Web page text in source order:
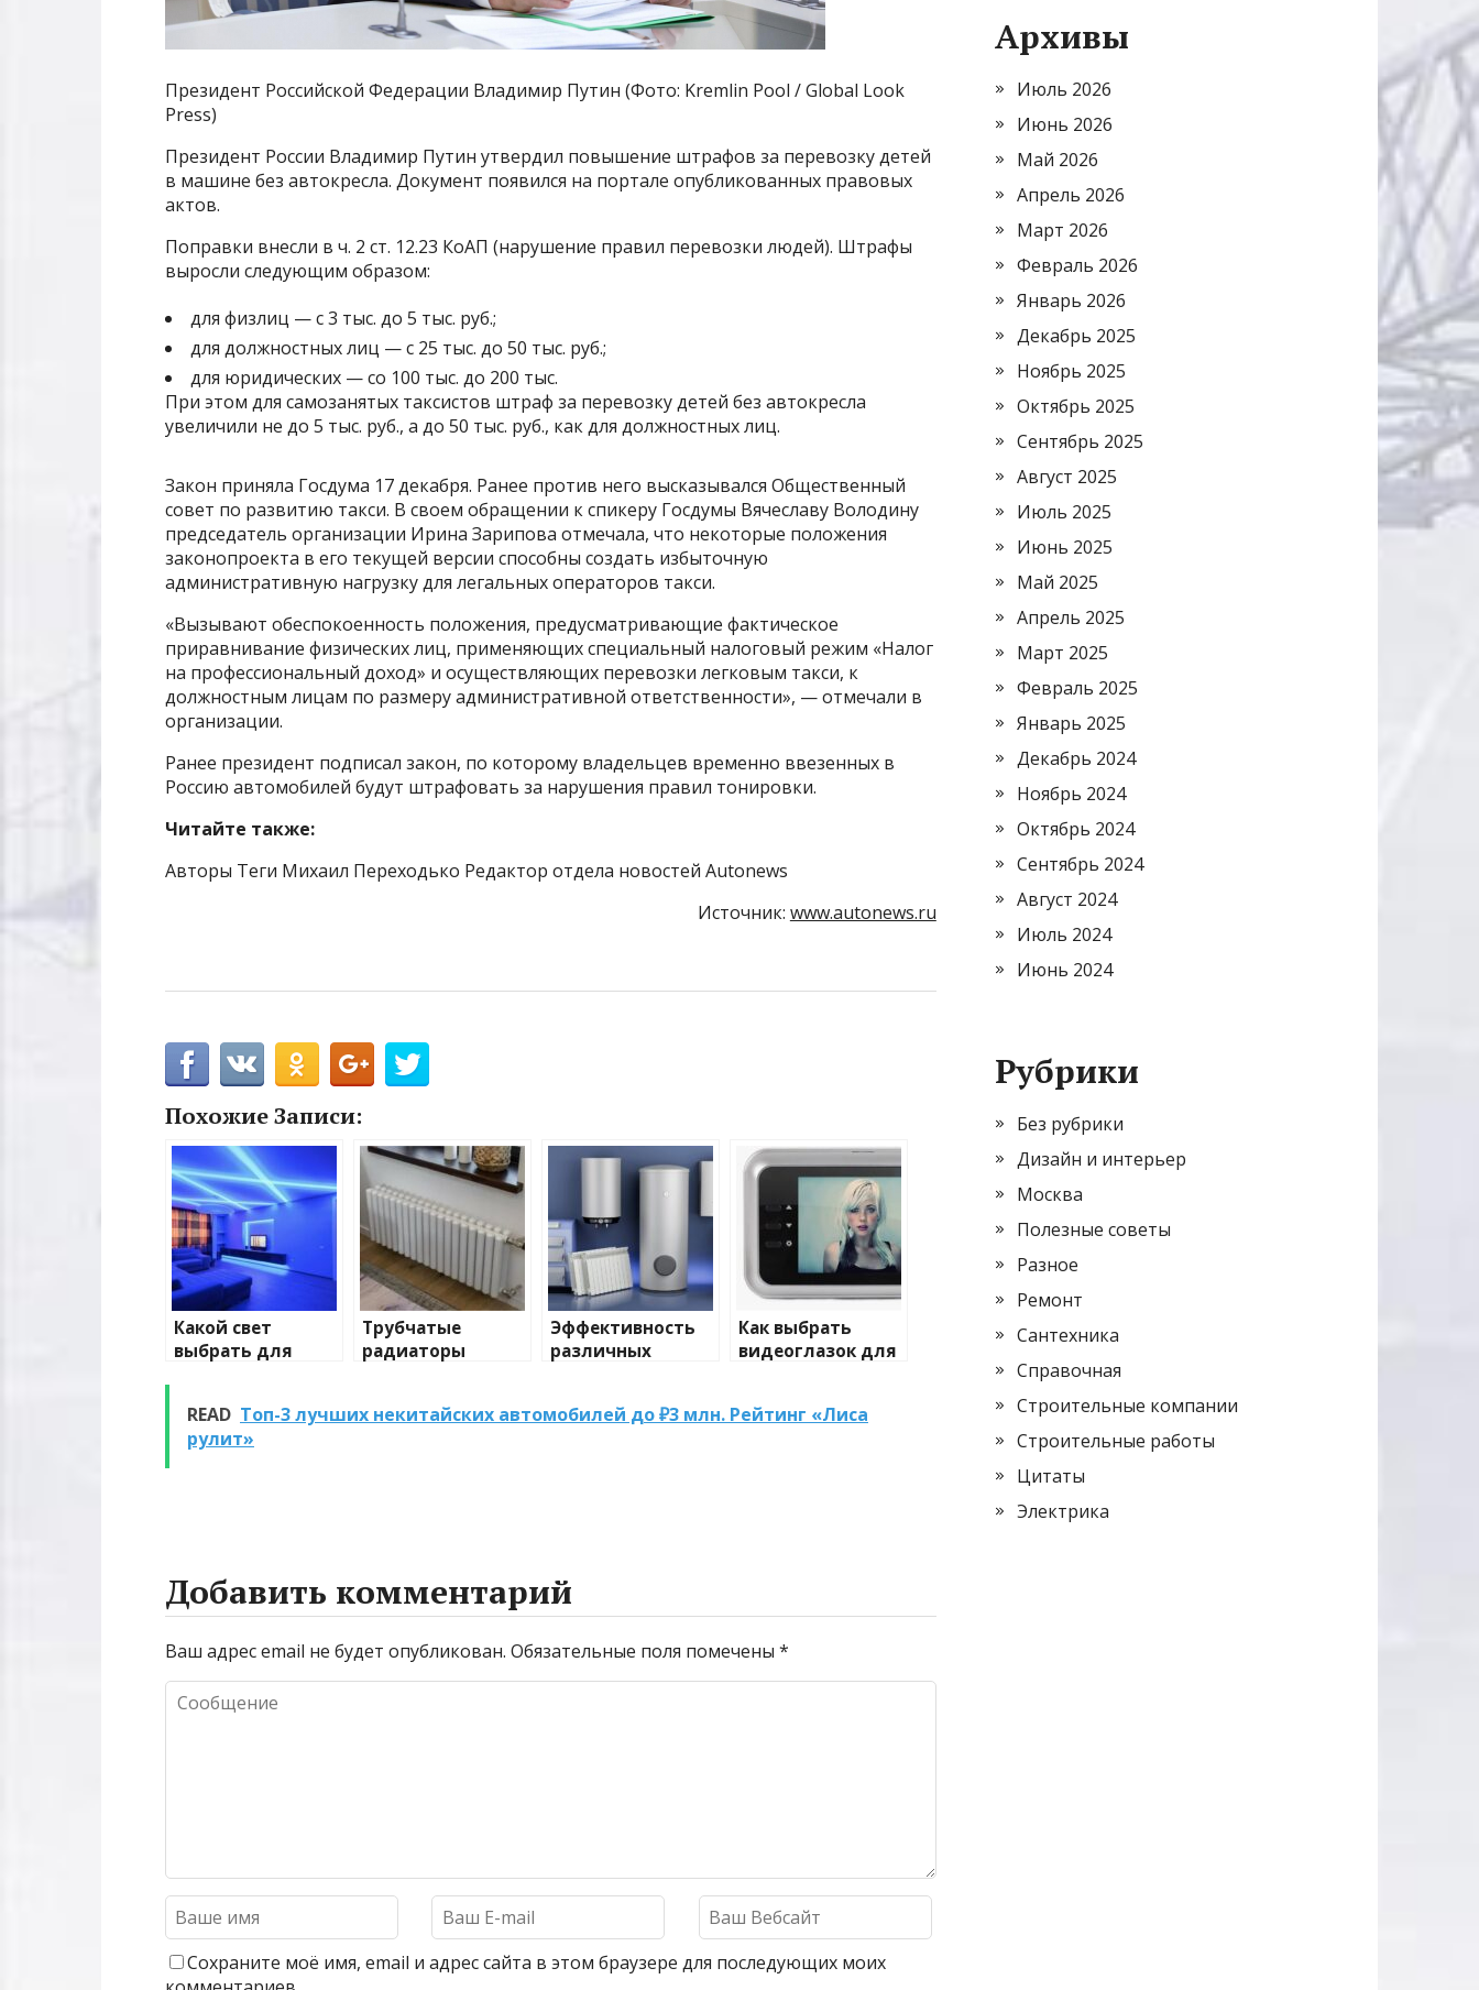
Президент Российской Федерации Владимир Путин (Фото: Kremlin Pool / Global Look
Press)
Президент России Владимир Путин утвердил повышение штрафов за перевозку детей
в машине без автокресла. Документ появился на портале опубликованных правовых
актов.
Поправки внесли в ч. 2 ст. 12.23 КоАП (нарушение правил перевозки людей). Штрафы
выросли следующим образом:
для физлиц — с 3 тыс. до 5 тыс. руб.;
для должностных лиц — с 25 тыс. до 50 тыс. руб.;
для юридических — со 100 тыс. до 200 тыс.
При этом для самозанятых таксистов штраф за перевозку детей без автокресла
увеличили не до 5 тыс. руб., а до 50 тыс. руб., как для должностных лиц.
Закон приняла Госдума 17 декабря. Ранее против него высказывался Общественный
совет по развитию такси. В своем обращении к спикеру Госдумы Вячеславу Володину
председатель организации Ирина Зарипова отмечала, что некоторые положения
законопроекта в его текущей версии способны создать избыточную
административную нагрузку для легальных операторов такси.
«Вызывают обеспокоенность положения, предусматривающие фактическое
приравнивание физических лиц, применяющих специальный налоговый режим «Налог
на профессиональный доход» и осуществляющих перевозки легковым такси, к
должностным лицам по размеру административной ответственности», — отмечали в
организации.
Ранее президент подписал закон, по которому владельцев временно ввезенных в
Россию автомобилей будут штрафовать за нарушения правил тонировки.
Читайте также:
Авторы Теги Михаил Переходько Редактор отдела новостей Autonews
Источник: www.autonews.ru
Похожие Записи:
Какой свет
выбрать для
Трубчатые
радиаторы
Эффективность
различных
очистке и
Как выбрать
видеоглазок для
READ Топ-3 лучших некитайских автомобилей до ₽3 млн. Рейтинг «Лиса
рулит»
Добавить комментарий
Ваш адрес email не будет опубликован. Обязательные поля помечены *
Сохраните моё имя, email и адрес сайта в этом браузере для последующих моих
Архивы
Июль 2026
Июнь 2026
Май 2026
Апрель 2026
Март 2026
Февраль 2026
Январь 2026
Декабрь 2025
Ноябрь 2025
Октябрь 2025
Сентябрь 2025
Август 2025
Июль 2025
Июнь 2025
Май 2025
Апрель 2025
Март 2025
Февраль 2025
Январь 2025
Декабрь 2024
Ноябрь 2024
Октябрь 2024
Сентябрь 2024
Август 2024
Июль 2024
Июнь 2024
Рубрики
Без рубрики
Дизайн и интерьер
Москва
Полезные советы
Разное
Ремонт
Сантехника
Справочная
Строительные компании
Строительные работы
Цитаты
Электрика